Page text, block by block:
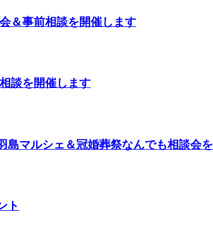
＆事前相談を開催します
談を開催します
マルシェ＆冠婚葬祭なんでも相談会
ト